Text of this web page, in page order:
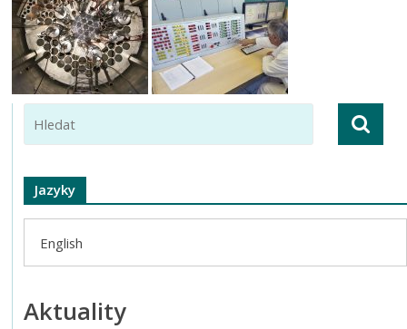
Jazyky
English
Aktuality